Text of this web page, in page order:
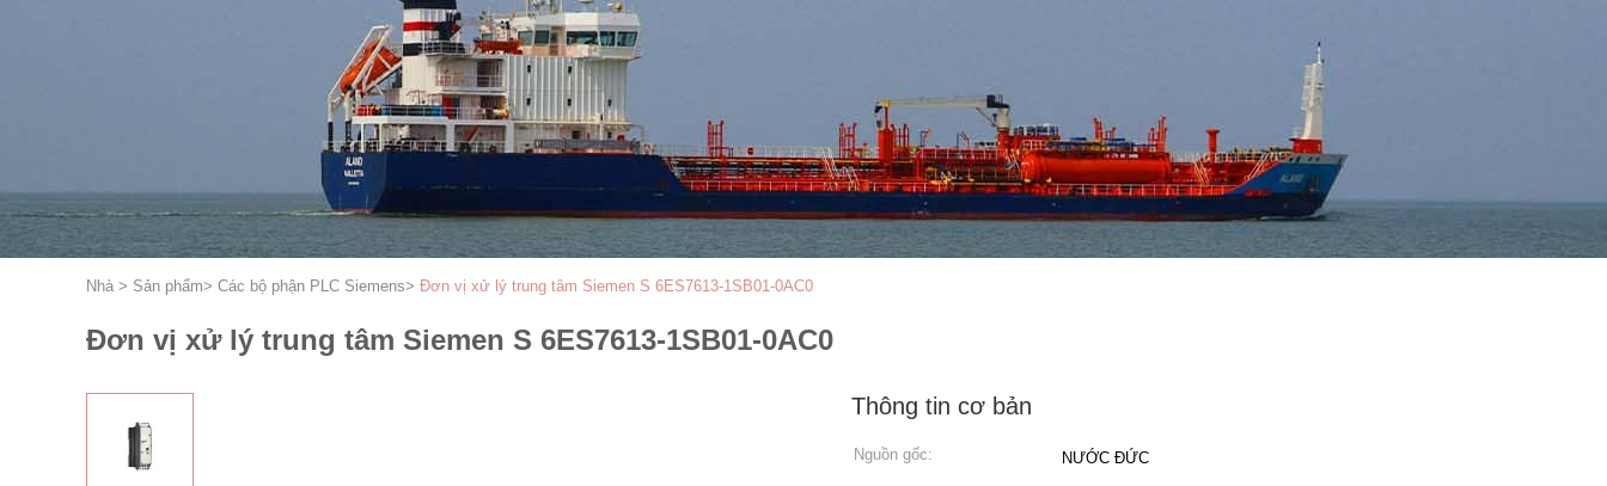
Nhà > Sản phẩm> Các bộ phận PLC Siemens> Đơn vị xử lý trung tâm Siemen S 6ES7613-1SB01-0AC0
Đơn vị xử lý trung tâm Siemen S 6ES7613-1SB01-0AC0
Thông tin cơ bản
Nguồn gốc: NƯỚC ĐỨC